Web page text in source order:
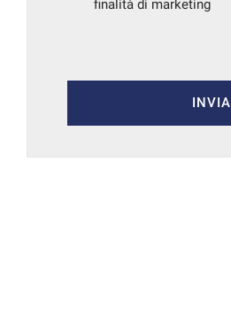
finalità di marketing
INVIA